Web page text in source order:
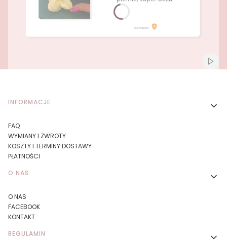
Linki w stopce
INFORMACJE
FAQ
WYMIANY I ZWROTY
KOSZTY I TERMINY DOSTAWY
PŁATNOŚCI
O NAS
O NAS
FACEBOOK
KONTAKT
REGULAMIN